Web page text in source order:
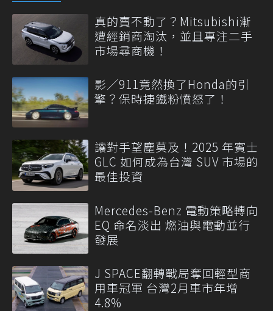
真的賣不動了？Mitsubishi漸
遭經銷商淘汰，並且專注二手
市場尋商機！
影／911竟然換了Honda的引
擎？保時捷鐵粉憤怒了！
讓對手望塵莫及！2025 年賓士
GLC 如何成為台灣 SUV 市場的
最佳投資
Mercedes-Benz 電動策略轉向
EQ 命名淡出 燃油與電動並行
發展
J SPACE翻轉戰局奪回輕型商
用車冠軍 台灣2月車市年增
4.8%